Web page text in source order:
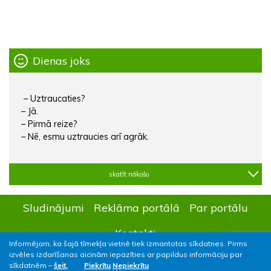
Informējam, ka šajā tīmekļa vietnē tiek izmantotas sīkdatnes. Pirms
izvēles izdarīšanas aicinām iepazīties ar papildus informāciju par
sīkdatnēm – šeit. Piekrītu Nepiekrītu
Dienas joks
– Uztraucaties?
– Jā.
– Pirmā reize?
– Nē, esmu uztraucies arī agrāk.
skatīt nākošo
Sludinājumi Reklāma portālā
Par portālu
Kontakti